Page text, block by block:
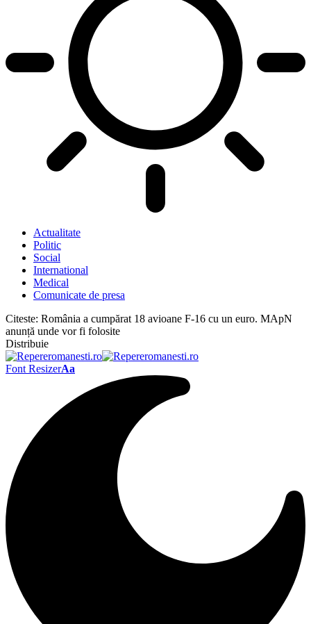
Actualitate
Politic
Social
International
Medical
Comunicate de presa
Citeste: România a cumpărat 18 avioane F-16 cu un euro. MApN
anunță unde vor fi folosite
Distribuie
Font ResizerAa